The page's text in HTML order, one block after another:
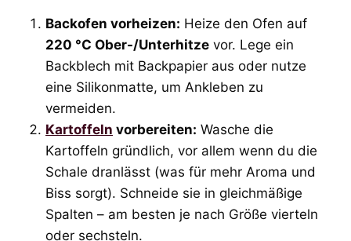
Backofen vorheizen: Heize den Ofen auf
220 °C Ober-/Unterhitze vor. Lege ein
Backblech mit Backpapier aus oder nutze
eine Silikonmatte, um Ankleben zu
vermeiden.
Kartoffeln vorbereiten: Wasche die
Kartoffeln gründlich, vor allem wenn du die
Schale dranlässt (was für mehr Aroma und
Biss sorgt). Schneide sie in gleichmäßige
Spalten – am besten je nach Größe vierteln
oder sechsteln.